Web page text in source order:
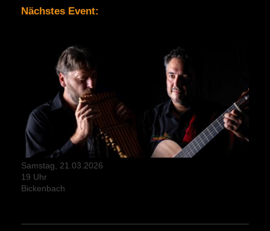
Nächstes Event:
Samstag, 21.03.2026
19 Uhr
Bickenbach